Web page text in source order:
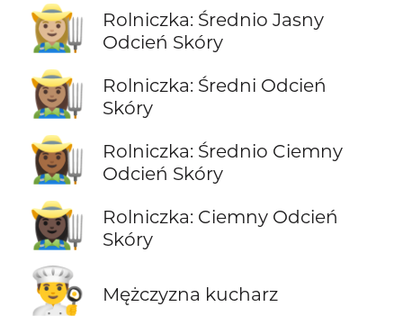
👩🏼‍🌾
Rolniczka: Średnio Jasny
Odcień Skóry
👩🏽‍🌾
Rolniczka: Średni Odcień
Skóry
👩🏾‍🌾
Rolniczka: Średnio Ciemny
Odcień Skóry
👩🏿‍🌾
Rolniczka: Ciemny Odcień
Skóry
👨‍🍳 Mężczyzna kucharz